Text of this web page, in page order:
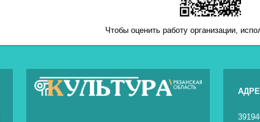
Чтобы оценить работу организации,